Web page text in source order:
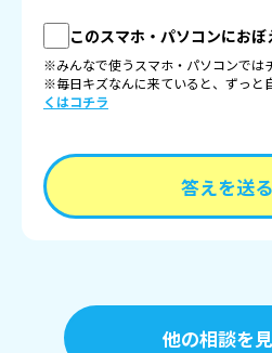
このスマホ・パソコンにおぼ
※みんなで使うスマホ・パソコンでは
※毎日キズなんに来ていると、ずっと
くはコチラ
答えを送る
他の相談を